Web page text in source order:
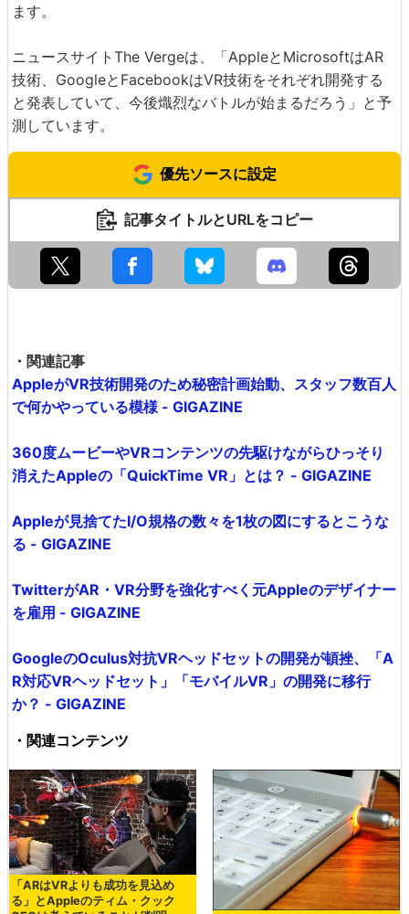
ます。
ニュースサイトThe Vergeは、「AppleとMicrosoftはAR
技術、GoogleとFacebookはVR技術をそれぞれ開発する
と発表していて、今後熾烈なバトルが始まるだろう」と予
測しています。
優先ソースに設定
記事タイトルとURLをコピー
・関連記事
AppleがVR技術開発のため秘密計画始動、スタッフ数百人
で何かやっている模様 - GIGAZINE
360度ムービーやVRコンテンツの先駆けながらひっそり
消えたAppleの「QuickTime VR」とは？ - GIGAZINE
Appleが見捨てたI/O規格の数々を1枚の図にするとこうな
る - GIGAZINE
TwitterがAR・VR分野を強化すべく元Appleのデザイナー
を雇用 - GIGAZINE
GoogleのOculus対抗VRヘッドセットの開発が頓挫、「A
R対応VRヘッドセット」「モバイルVR」の開発に移行
か？ - GIGAZINE
・関連コンテンツ
「ARはVRよりも成功を見込め
る」とAppleのティム・クック